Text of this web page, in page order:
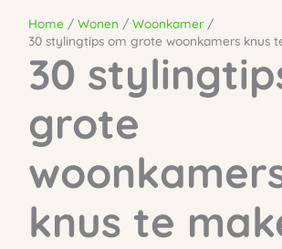
Home Wonen
Woonkamer
30 stylingtips om grote woonkamers knus
30
grote
knus te